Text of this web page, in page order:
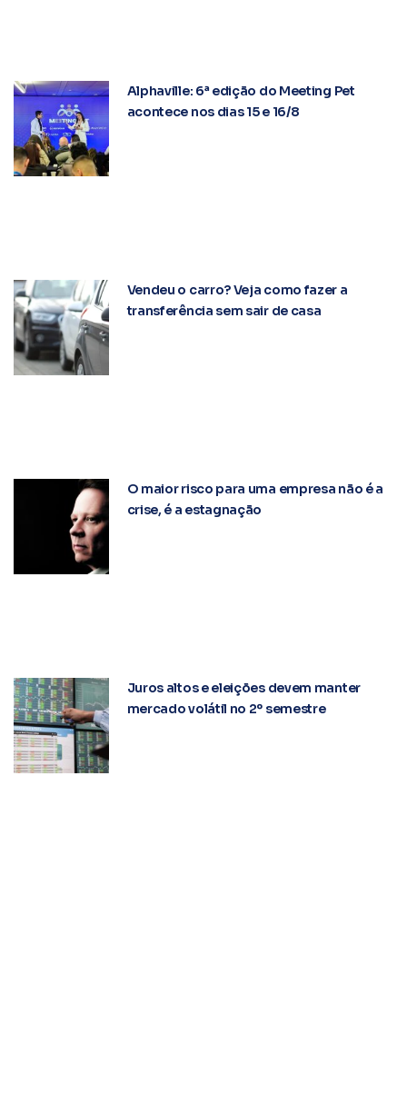
Alphaville: 6ª edição do Meeting Pet
acontece nos dias 15 e 16/8
Vendeu o carro? Veja como fazer a
transferência sem sair de casa
O maior risco para uma empresa não é a
crise, é a estagnação
Juros altos e eleições devem manter
mercado volátil no 2º semestre